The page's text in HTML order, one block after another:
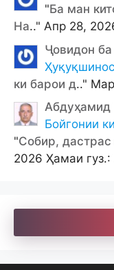
"Ба ман
На.." Апр 28,
Ҷовидон
ки барои д.."
Абдуҳамид
Бойгонии
"Собир,
2026 Ҳамаи гуз.: